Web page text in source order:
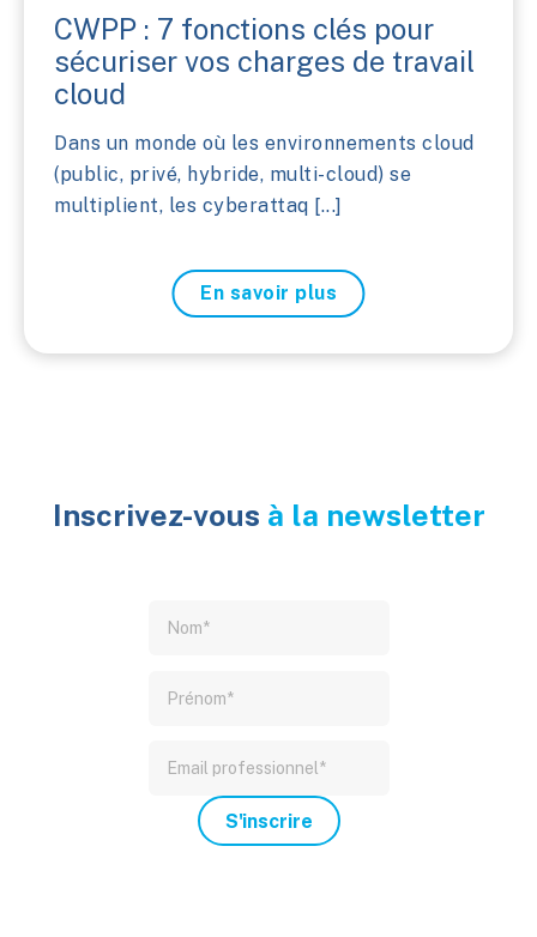
CWPP : 7 fonctions clés pour
sécuriser vos charges de travail
cloud
Dans un monde où les environnements cloud
(public, privé, hybride, multi-cloud) se
multiplient, les cyberattaq [...]
En savoir plus
Inscrivez-vous à la newsletter